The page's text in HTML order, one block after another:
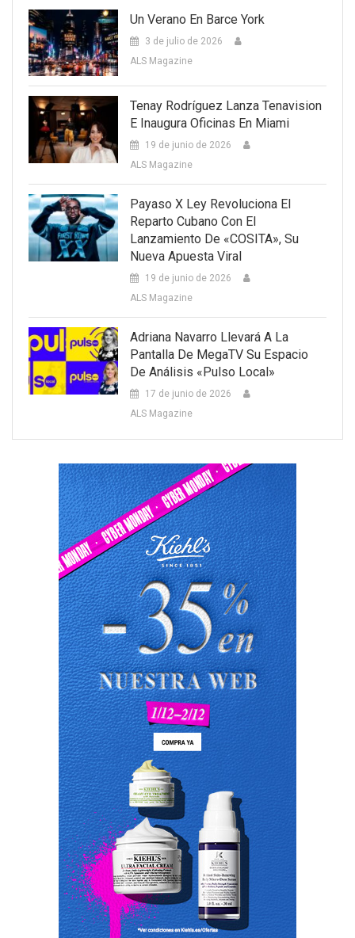
Un Verano En Barce York
3 de julio de 2026
ALS Magazine
Tenay Rodríguez Lanza Tenavision
E Inaugura Oficinas En Miami
19 de junio de 2026
ALS Magazine
Payaso X Ley Revoluciona El
Reparto Cubano Con El
Lanzamiento De «COSITA», Su
Nueva Apuesta Viral
19 de junio de 2026
ALS Magazine
Adriana Navarro Llevará A La
Pantalla De MegaTV Su Espacio
De Análisis «Pulso Local»
17 de junio de 2026
ALS Magazine